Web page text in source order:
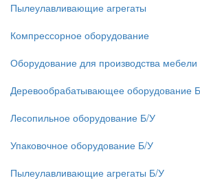
Пылеулавливающие агрегаты
Компрессорное оборудование
Оборудование для производства
Деревообрабатывающее оборудование
Лесопильное оборудование Б/У
Упаковочное оборудование Б/У
Пылеулавливающие агрегаты Б/У